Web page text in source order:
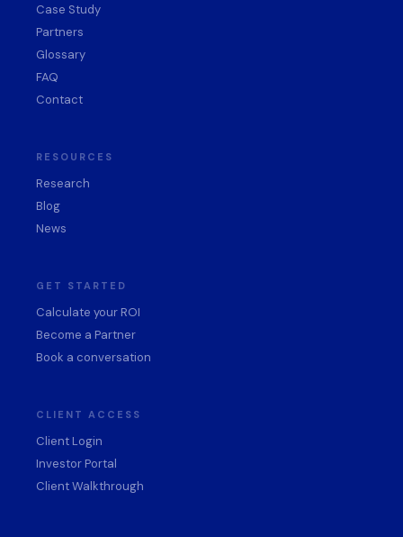
Case Study
Partners
Glossary
FAQ
Contact
RESOURCES
Research
Blog
News
GET STARTED
Calculate your ROI
Become a Partner
Book a conversation
CLIENT ACCESS
Client Login
Investor Portal
Client Walkthrough